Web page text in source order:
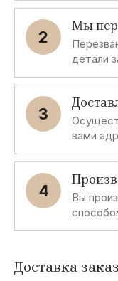
2
Мы
детали
3
вами
4
Вы
Доставка